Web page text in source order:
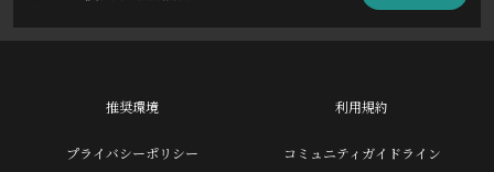
推奨環境 利用規約
プライバシーポリシー コミュニティガイドライン